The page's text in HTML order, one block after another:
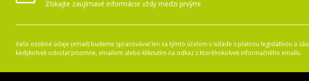
Získajte zaujímavé informácie vždy medzi prvými
Vaše osobné údaje (email) budeme spracovávať len za týmto účelom v súlade s platnou legislatívou a
kedykoľvek odvolať písomne, emailom alebo kliknutím na odkaz z ktoréhokoľvek informačného emailu.